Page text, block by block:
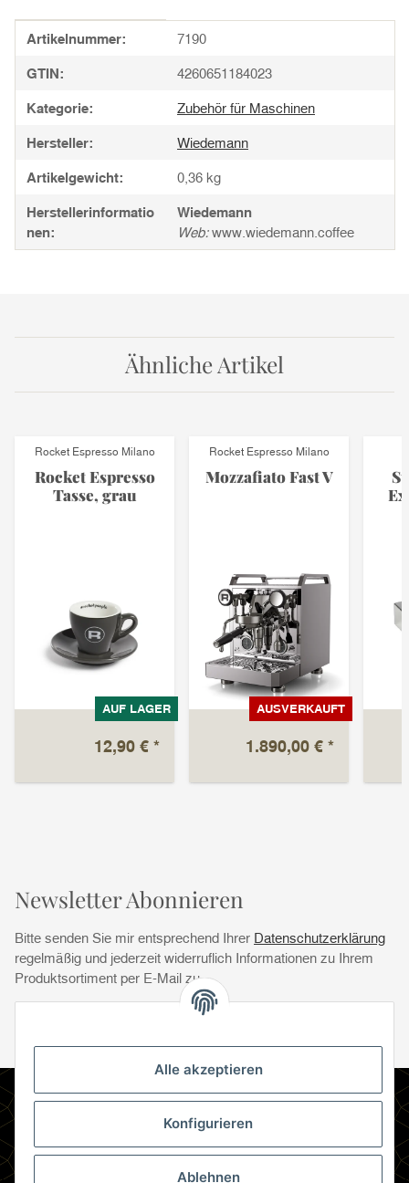
Alle akzeptieren
Konfigurieren
Ablehnen
Produkteigenschaft
Wert
Artikelnummer: 7190
GTIN: 4260651184023
Kategorie: Zubehör für Maschinen
Hersteller: Wiedemann
Artikelgewicht: 0,36 kg
Herstellerinformatio
nen:
Wiedemann
Web:www.wiedemann.coffee
Ähnliche Artikel
Rocket Espresso Milano
Rocket Espresso
Tasse, grau
AUF LAGER
12,90 € *
Rocket Espresso Milano
Mozzafiato Fast V
AUSVERKAUFT
1.890,00 € *
Newsletter Abonnieren
Bitte senden Sie mir entsprechend Ihrer Datenschutzerklärung
regelmäßig und jederzeit widerruflich Informationen zu Ihrem
Produktsortiment per E-Mail zu.
Newsletter Abonnieren
Informationen
Gesetzliche Informationen